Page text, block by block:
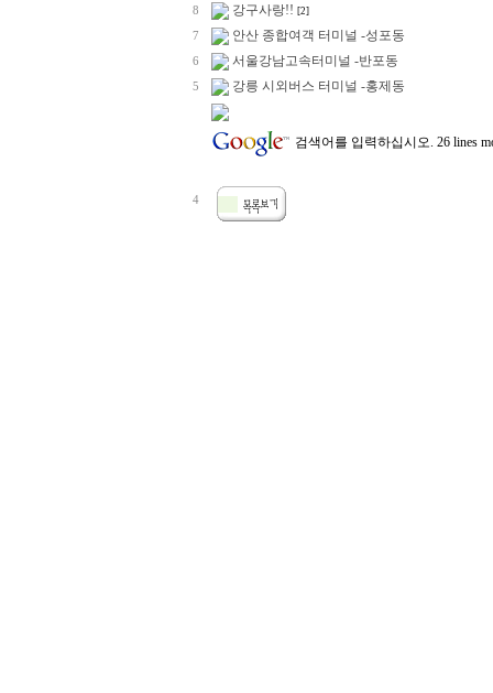
8 강구사랑!! [2]
7 안산 종합여객 터미널 -성포동
6 서울강남고속터미널 -반포동
5 강릉 시외버스 터미널 -홍제동
4
검색어를 입력하십시오. 26 lines